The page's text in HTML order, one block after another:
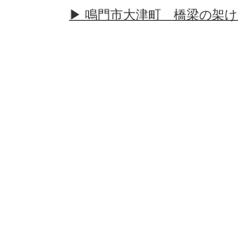
▶︎ 鳴門市大津町 橋梁の架け